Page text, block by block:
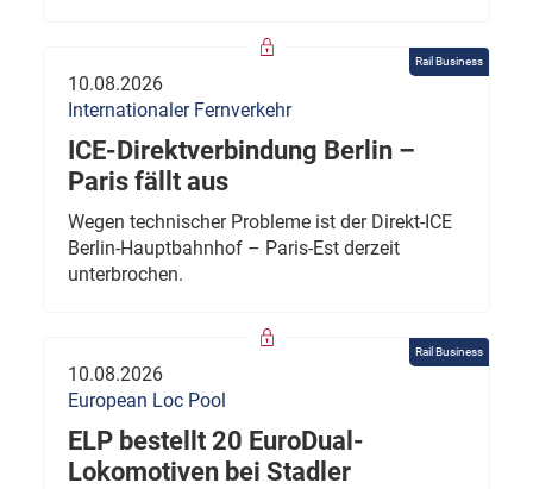
Rail Business
10.08.2026
Internationaler Fernverkehr
ICE-Direktverbindung Berlin –
Paris fällt aus
Wegen technischer Probleme ist der Direkt-ICE
Berlin-Hauptbahnhof – Paris-Est derzeit
unterbrochen.
Rail Business
10.08.2026
European Loc Pool
ELP bestellt 20 EuroDual-
Lokomotiven bei Stadler